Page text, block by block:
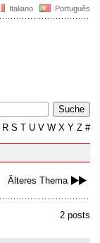
Italiano Português
R S T U V W X Y Z #
Älteres Thema
2 posts